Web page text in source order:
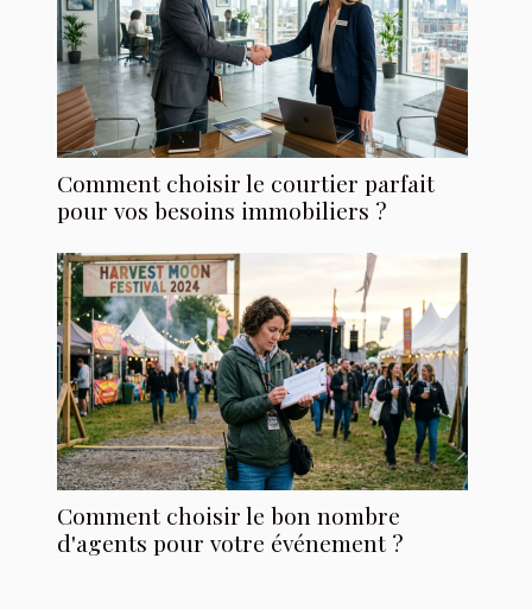
Comment choisir le courtier parfait
pour vos besoins immobiliers ?
Comment choisir le bon nombre
d'agents pour votre événement ?